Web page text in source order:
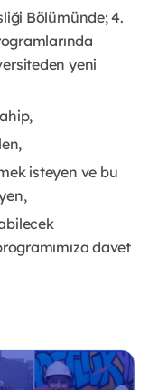
Bölümünde; 4.
yeni
isteyen ve bu
davet